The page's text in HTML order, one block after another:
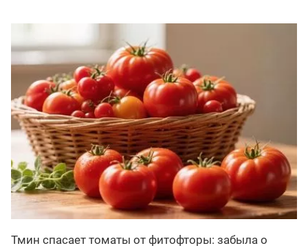
Тмин спасает томаты от фитофторы: забыла о